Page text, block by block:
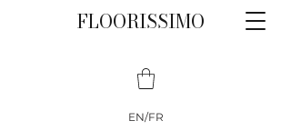
FLOORISSIMO
EN/FR